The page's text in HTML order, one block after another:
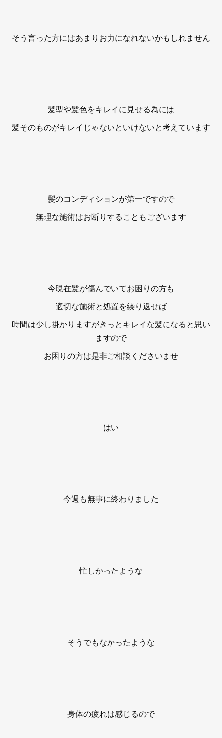
そう言った方にはあまりお力になれないかもしれません
髪型や髪色をキレイに見せる為には
髪そのものがキレイじゃないといけないと考えています
髪のコンディションが第一ですので
無理な施術はお断りすることもございます
今現在髪が傷んでいてお困りの方も
適切な施術と処置を繰り返せば
時間は少し掛かりますがきっとキレイな髪になると思い
ますので
お困りの方は是非ご相談くださいませ
はい
今週も無事に終わりました
忙しかったような
そうでもなかったような
身体の疲れは感じるので